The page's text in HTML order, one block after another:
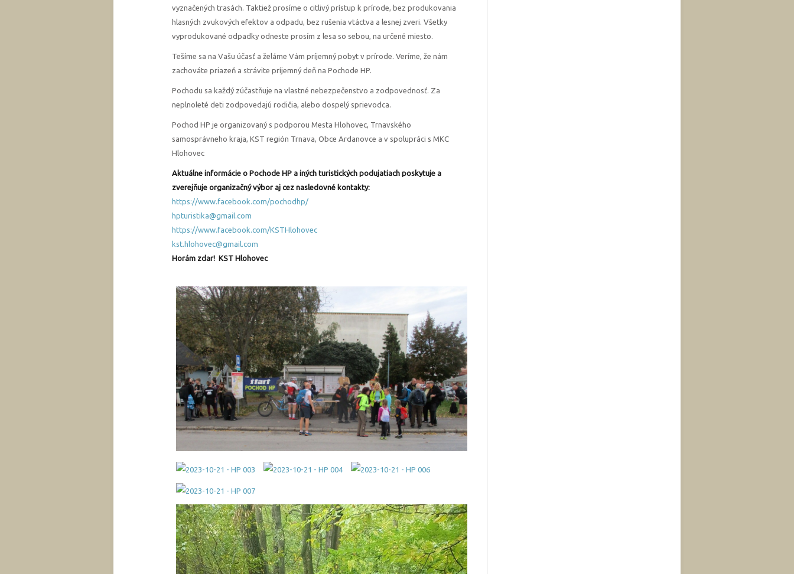
vyznačených trasách. Taktiež prosíme o citlivý prístup k prírode, bez produkovania
hlasných zvukových efektov a odpadu, bez rušenia vtáctva a lesnej zveri. Všetky
vyprodukované odpadky odneste prosím z lesa so sebou, na určené miesto.
Tešíme sa na Vašu účasť a želáme Vám príjemný pobyt v prírode. Veríme, že nám
zachováte priazeň a strávite príjemný deň na Pochode HP.
Pochodu sa každý zúčastňuje na vlastné nebezpečenstvo a zodpovednosť. Za
neplnoleté deti zodpovedajú rodičia, alebo dospelý sprievodca.
Pochod HP je organizovaný s podporou Mesta Hlohovec, Trnavského
samosprávneho kraja, KST región Trnava, Obce Ardanovce a v spolupráci s MKC
Hlohovec
Aktuálne informácie o Pochode HP a iných turistických podujatiach poskytuje a
zverejňuje organizačný výbor aj cez nasledovné kontakty:
https://www.facebook.com/pochodhp/
hpturistika@gmail.com
https://www.facebook.com/KSTHlohovec
kst.hlohovec@gmail.com
Horám zdar! KST Hlohovec